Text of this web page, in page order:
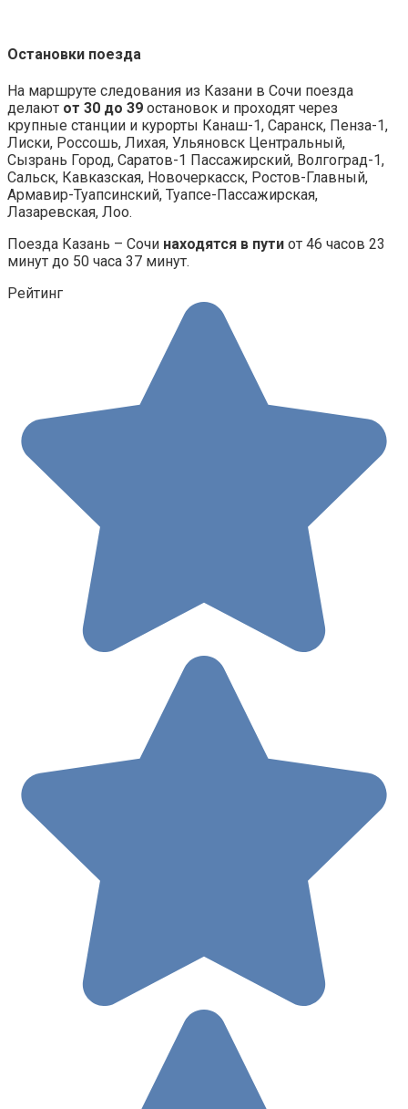
Остановки поезда
На маршруте следования из Казани в Сочи поезда
делают от 30 до 39 остановок и проходят через
крупные станции и курорты Канаш-1, Саранск, Пенза-1,
Лиски, Россошь, Лихая, Ульяновск Центральный,
Сызрань Город, Саратов-1 Пассажирский, Волгоград-1,
Сальск, Кавказская, Новочеркасск, Ростов-Главный,
Армавир-Туапсинский, Туапсе-Пассажирская,
Лазаревская, Лоо.
Поезда Казань – Сочи находятся в пути от 46 часов 23
минут до 50 часа 37 минут.
Рейтинг